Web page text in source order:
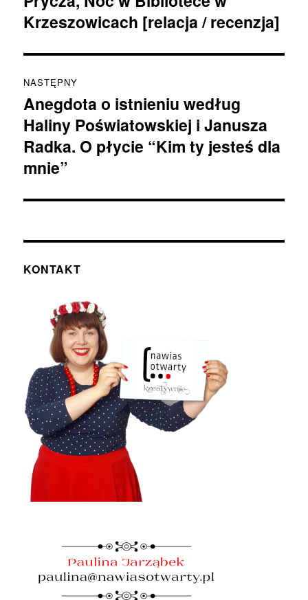
Krzeszowicach [relacja / recenzja]
NASTĘPNY
Następny
wpis:
Anegdota o istnieniu według
Haliny Poświatowskiej i Janusza
Radka. O płycie “Kim ty jesteś dla
mnie”
KONTAKT